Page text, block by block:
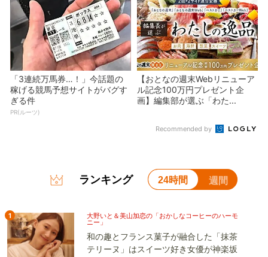
「3連続万馬券…！」今話題の
稼げる競馬予想サイトがバグす
ぎる件
PR(ルーツ)
【おとなの週末Webリニューア
ル記念100万円プレゼント企
画】編集部が選ぶ「わた...
Recommended by
ランキング 24時間 週間
1
大野いと＆美山加恋の「おかしなコーヒーのハーモ
ニー」
和の趣とフランス菓子が融合した「抹茶
テリーヌ」はスイーツ好き女優が神楽坂